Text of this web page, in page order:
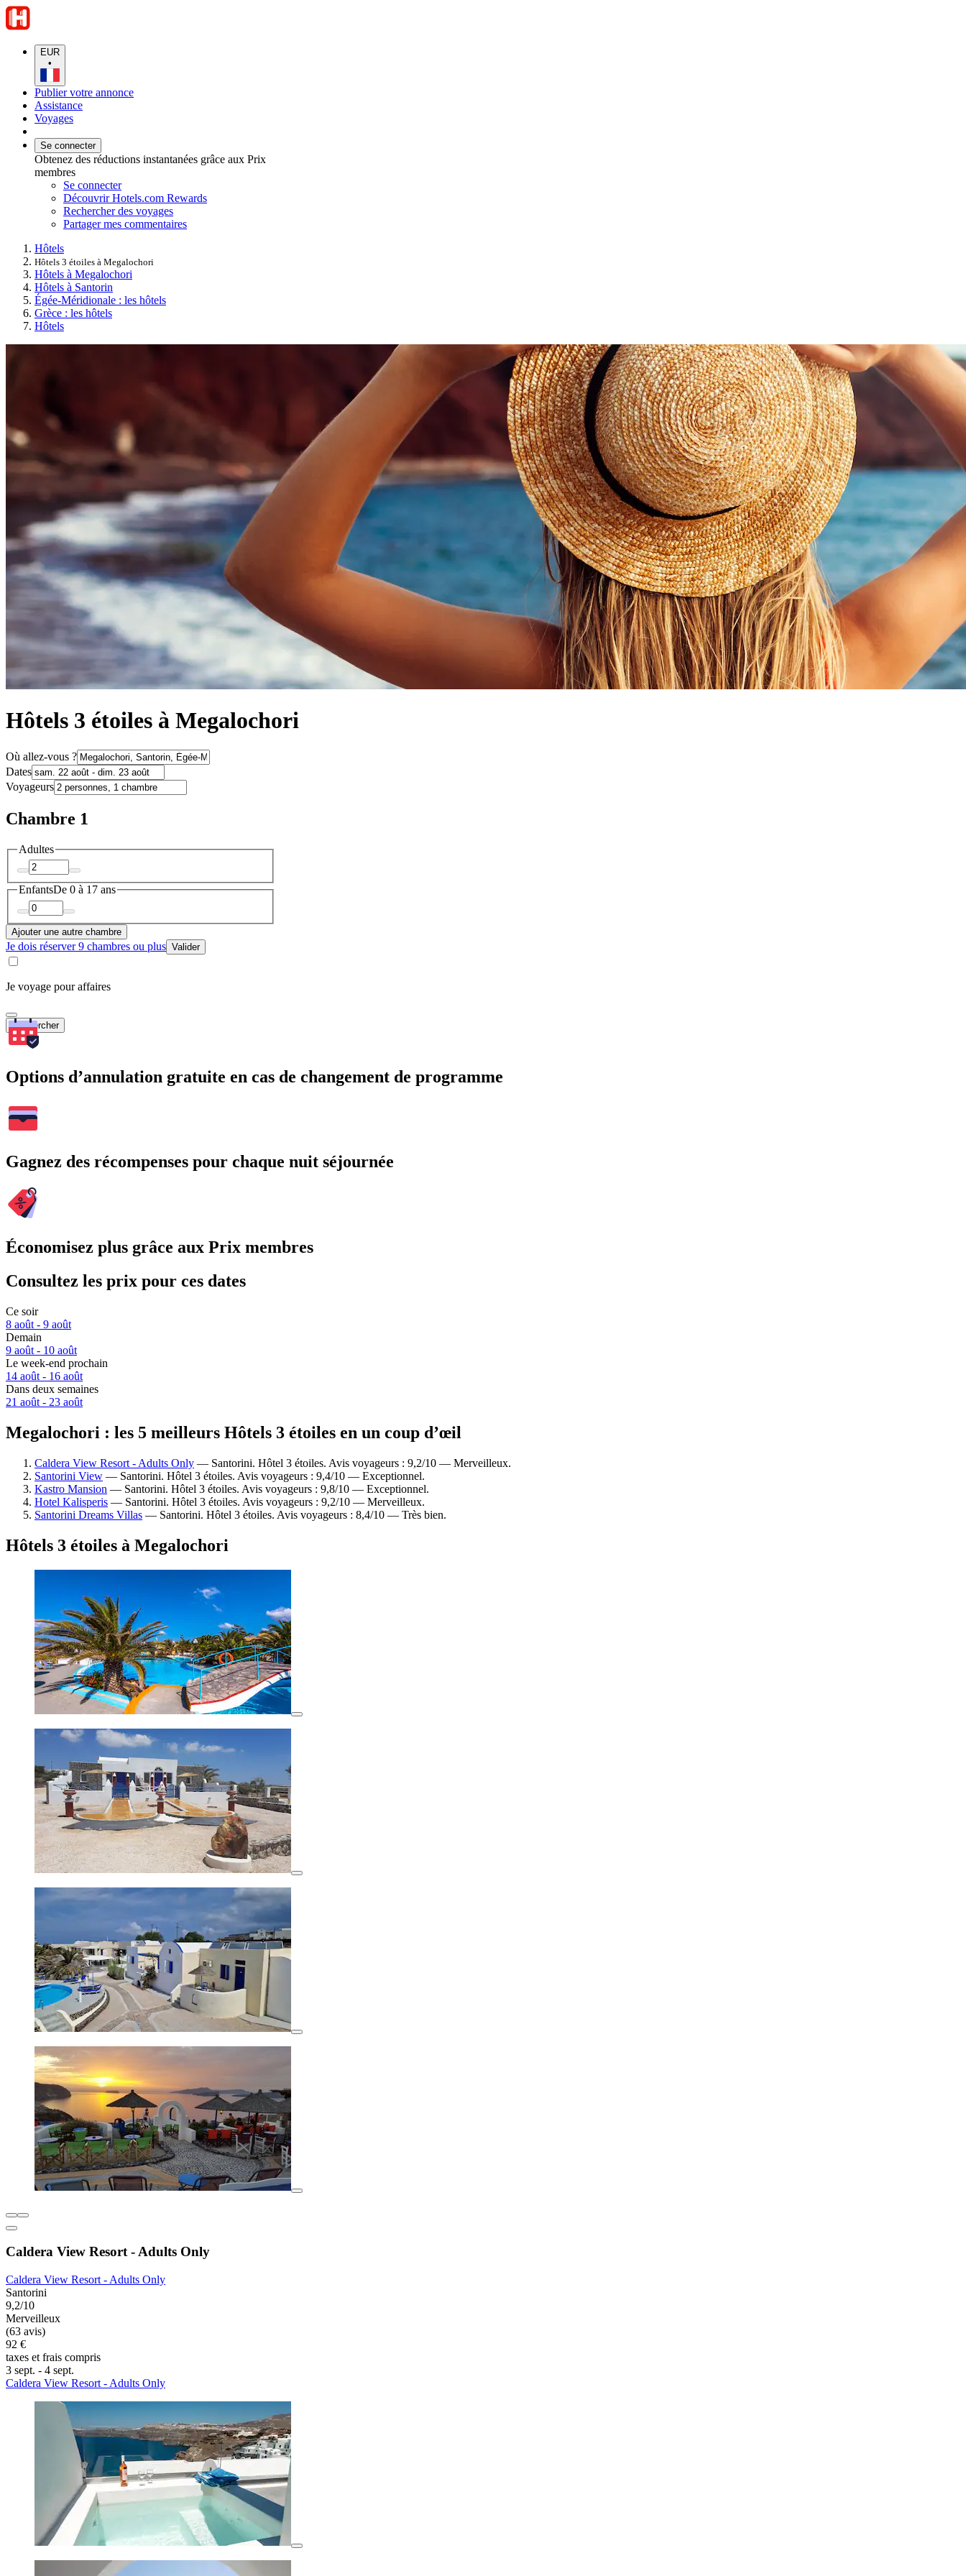
EUR
•
Publier votre annonce
Assistance
Voyages
Se connecter
Obtenez des réductions instantanées grâce aux Prix
membres
Se connecter
Découvrir Hotels.com Rewards
Rechercher des voyages
Partager mes commentaires
Hôtels
Hôtels 3 étoiles à Megalochori
Hôtels à Megalochori
Hôtels à Santorin
Égée-Méridionale : les hôtels
Grèce : les hôtels
Hôtels
Hôtels 3 étoiles à Megalochori
Où allez-vous ?
Dates
Voyageurs
Chambre 1
Adultes
EnfantsDe 0 à 17 ans
Ajouter une autre chambre
Je dois réserver 9 chambres ou plus Valider
Je voyage pour affaires
Rechercher
Options d’annulation gratuite en cas de changement de programme
Gagnez des récompenses pour chaque nuit séjournée
Économisez plus grâce aux Prix membres
Consultez les prix pour ces dates
Ce soir
8 août - 9 août
Demain
9 août - 10 août
Le week-end prochain
14 août - 16 août
Dans deux semaines
21 août - 23 août
Megalochori : les 5 meilleurs Hôtels 3 étoiles en un coup d’œil
Caldera View Resort - Adults Only — Santorini. Hôtel 3 étoiles. Avis voyageurs : 9,2/10 — Merveilleux.
Santorini View — Santorini. Hôtel 3 étoiles. Avis voyageurs : 9,4/10 — Exceptionnel.
Kastro Mansion — Santorini. Hôtel 3 étoiles. Avis voyageurs : 9,8/10 — Exceptionnel.
Hotel Kalisperis — Santorini. Hôtel 3 étoiles. Avis voyageurs : 9,2/10 — Merveilleux.
Santorini Dreams Villas — Santorini. Hôtel 3 étoiles. Avis voyageurs : 8,4/10 — Très bien.
Hôtels 3 étoiles à Megalochori
Caldera View Resort - Adults Only
Caldera View Resort - Adults Only
Santorini
9,2/10
Merveilleux
(63 avis)
92 €
taxes et frais compris
3 sept. - 4 sept.
Caldera View Resort - Adults Only